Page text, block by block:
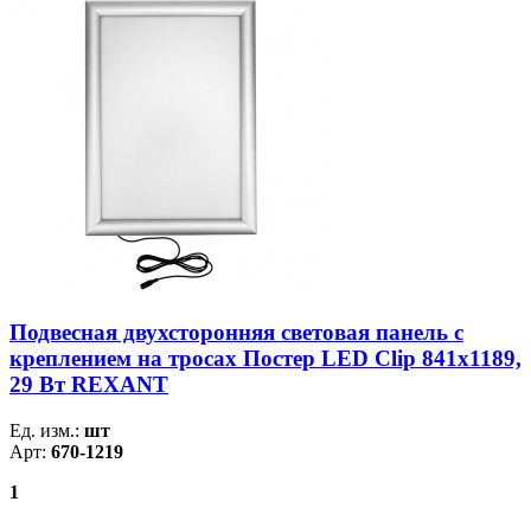
Подвесная двухсторонняя световая панель с
креплением на тросах Постер LED Clip 841х1189,
29 Вт REXANT
Ед. изм.: шт
Арт: 670-1219
1